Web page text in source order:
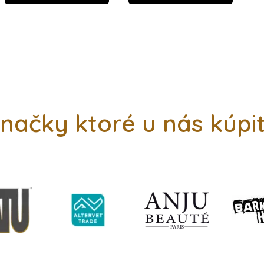
ktoré u nás